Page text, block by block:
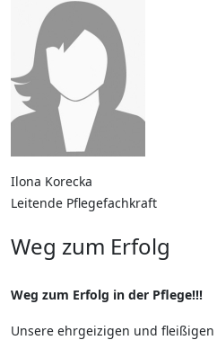
Ilona Korecka
Leitende Pflegefachkraft
Weg zum Erfolg
Weg zum Erfolg in der Pflege!!!
Unsere ehrgeizigen und fleißigen